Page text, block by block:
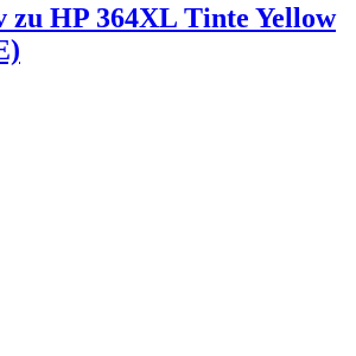
HP 364XL Tinte Yellow